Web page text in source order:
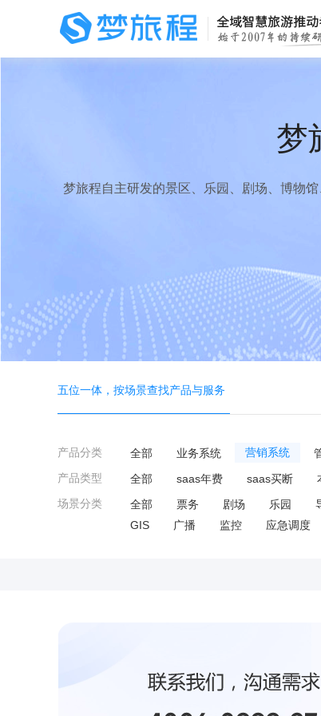
梦
梦旅程自主研发的景区、乐园、剧场、博物
五位一体，按场景查找产品与服务
产品分类 全部 业务系统 营销系统
产品类型 全部 saas年费 saas买断
场景分类 全部 票务 剧场 乐园
GIS
广播 监控 应急调度